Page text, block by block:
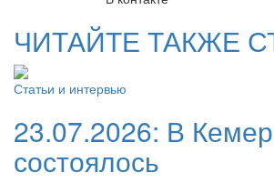
ЧИТАЙТЕ ТАКЖЕ
Статьи и интервью
23.07.2026: В
состоялось